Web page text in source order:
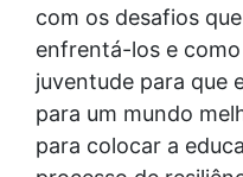
com os desafios
enfrentá-los e
juventude para que
para um mundo
para colocar a